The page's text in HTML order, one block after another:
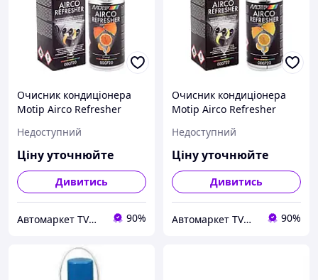
Очисник кондиціонера
Motip Airco Refresher
Недоступний
Ціну уточнюйте
Дивитись
Автомаркет TVMusic 90%
Очисник кондиціонера
Motip Airco Refresher
Недоступний
Ціну уточнюйте
Дивитись
Автомаркет TVMusic 90%